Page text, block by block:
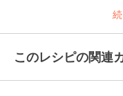
このレシピの関連